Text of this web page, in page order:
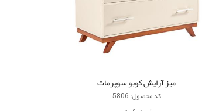
میز آرایش کوبو سوپرمات
کد محصول: 5806